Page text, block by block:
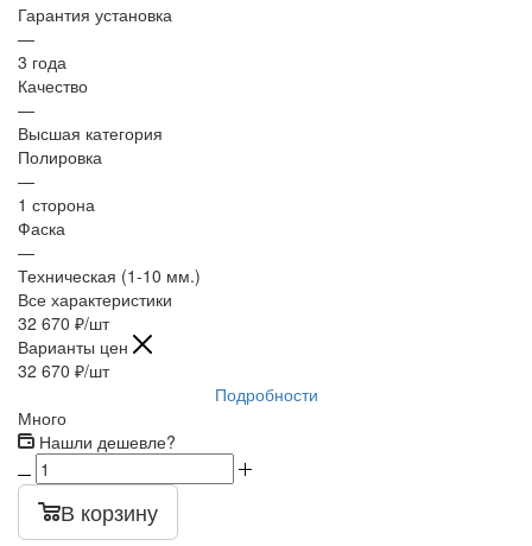
Гарантия установка
—
3 года
Качество
—
Высшая категория
Полировка
—
1 сторона
Фаска
—
Техническая (1-10 мм.)
Все характеристики
32 670 ₽/шт
Варианты цен
32 670 ₽/шт
Подробности
Много
Нашли дешевле?
В корзину